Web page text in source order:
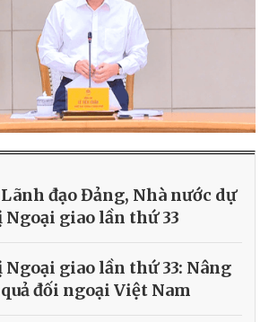
đạo Đảng, Nhà nước dự
giao lần thứ 33
giao lần thứ 33: Nâng
đối ngoại Việt Nam